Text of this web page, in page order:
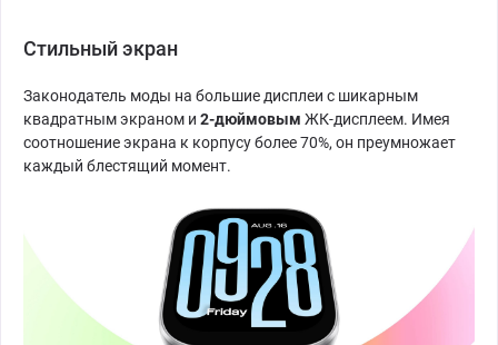
Стильный экран
Законодатель моды на большие дисплеи с шикарным
квадратным экраном и 2-дюймовым ЖК-дисплеем. Имея
соотношение экрана к корпусу более 70%, он преумножает
каждый блестящий момент.